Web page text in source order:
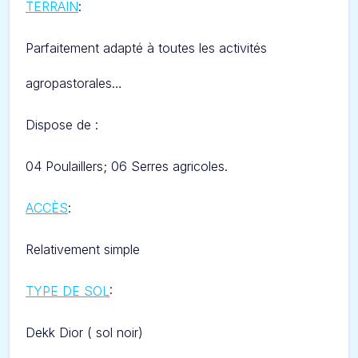
TERRAIN:
Parfaitement adapté à toutes les activités
agropastorales…
Dispose de :
04 Poulaillers; 06 Serres agricoles.
ACCÈS:
Relativement simple
TYPE DE SOL:
Dekk Dior ( sol noir)